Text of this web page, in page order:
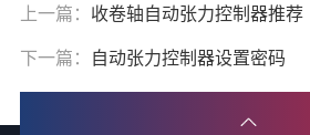
上一篇： 收卷轴自动张力控制器推荐
下一篇： 自动张力控制器设置密码